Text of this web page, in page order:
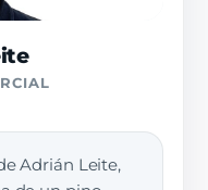
Adrián Leite,